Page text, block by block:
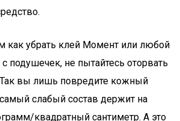
как убрать клей Момент или любой
подушечек, не пытайтесь оторвать
Так вы лишь повредите кожный
слабый состав держит на
квадратный сантиметр. А это